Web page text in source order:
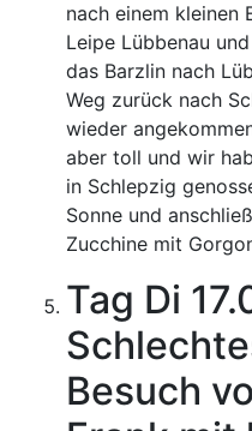
nach einem kleinen
Leipe Lübbenau
das Barzlin nach
Weg zurück nach
wieder
aber toll und wir
in Schlepzig
Sonne und
Zucchine mit
Tag Di
Besuch